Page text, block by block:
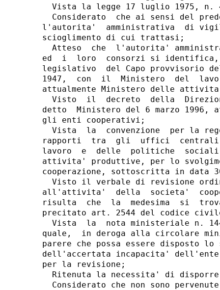
Vista la legge 17 luglio 1975, n.
Considerato  che ai sensi del
l'autorita'  amministrativa  di
scioglimento di cui trattasi;
Atteso  che  l'autorita'
ed  i  loro  consorzi si
legislativo  del Capo provvisorio
1947,  con  il  Ministero  del
attualmente Ministero delle
Visto  il  decreto  della
detto  Ministero del 6 marzo 1996,
gli enti cooperativi;
Vista  la  convenzione  per la
rapporti  tra  gli  uffici  centrali
lavoro  e  delle  politiche
attivita' produttive, per lo
cooperazione, sottoscritta in data 30
Visto il verbale di revisione
all'attivita'  della  societa'
risulta  che  la  medesima  si
precitato art. 2544 del codice
Vista  la  nota ministeriale n.
quale,  in deroga alla circolare
parere che possa essere disposto
dell'accertata incapacita'
per la revisione;
Ritenuta la necessita' di
Considerato che non sono